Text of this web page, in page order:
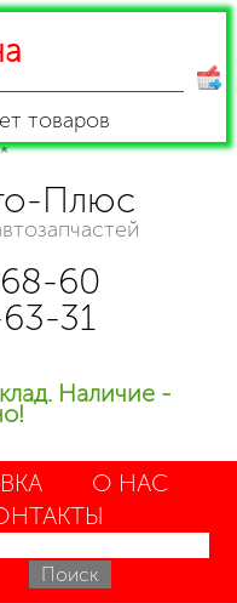
Плюс
60
31
Наличие -
О НАС
товаров